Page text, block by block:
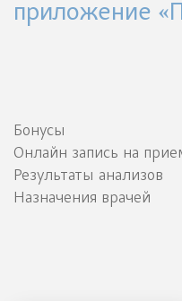
приложение
Бонусы
Онлайн запись на
Результаты анализов
Назначения врачей